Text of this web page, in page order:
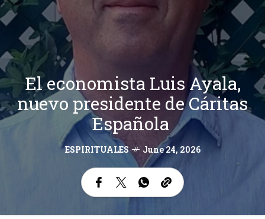
El economista Luis Ayala,
nuevo presidente de Cáritas
Española
ESPIRITUALES June 24, 2026